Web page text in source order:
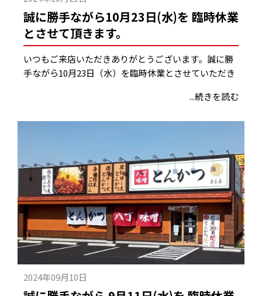
誠に勝手ながら10月23日(水)を 臨時休業
とさせて頂きます。
いつもご来店いただきありがとうございます。誠に勝
手ながら10月23日（水）を臨時休業とさせていただき
...続きを読む
2024年09月10日